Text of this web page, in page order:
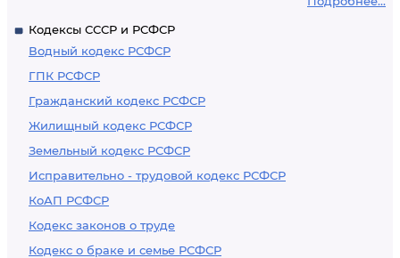
Кодексы СССР и РСФСР
Водный кодекс РСФСР
ГПК РСФСР
Гражданский кодекс РСФСР
Жилищный кодекс РСФСР
Земельный кодекс РСФСР
Исправительно - трудовой кодекс РСФСР
КоАП РСФСР
Кодекс законов о труде
Кодекс о браке и семье РСФСР